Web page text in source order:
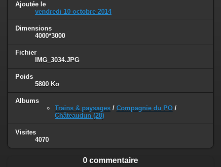
Ajoutée le
vendredi 10 octobre 2014
Dimensions
4000*3000
Fichier
IMG_3034.JPG
Poids
5800 Ko
Albums
Trains & paysages / Compagnie du PO /
Châteaudun (28)
Visites
4070
0 commentaire